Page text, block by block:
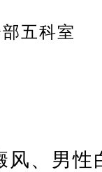
五科室
风、男